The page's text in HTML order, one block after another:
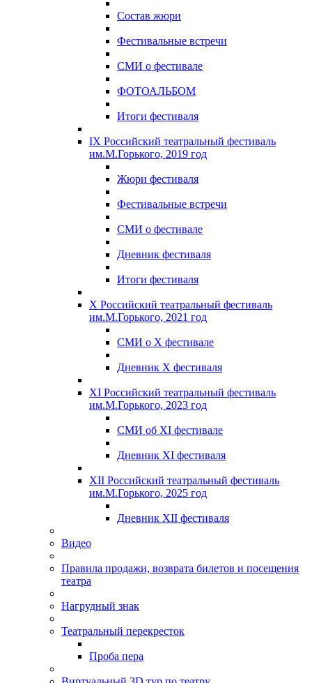
Состав жюри
Фестивальные встречи
СМИ о фестивале
ФОТОАЛЬБОМ
Итоги фестиваля
IX Российский театральный фестиваль
им.М.Горького, 2019 год
Жюри фестиваля
Фестивальные встречи
СМИ о фестивале
Дневник фестиваля
Итоги фестиваля
X Российский театральный фестиваль
им.М.Горького, 2021 год
СМИ о X фестивале
Дневник X фестиваля
XI Российский театральный фестиваль
им.М.Горького, 2023 год
СМИ об XI фестивале
Дневник XI фестиваля
XII Российский театральный фестиваль
им.М.Горького, 2025 год
Дневник XII фестиваля
Видео
Правила продажи, возврата билетов и посещения
театра
Нагрудный знак
Театральный перекресток
Проба пера